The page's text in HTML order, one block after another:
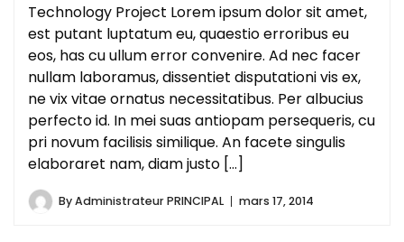
Technology Project Lorem ipsum dolor sit amet,
est putant luptatum eu, quaestio erroribus eu
eos, has cu ullum error convenire. Ad nec facer
nullam laboramus, dissentiet disputationi vis ex,
ne vix vitae ornatus necessitatibus. Per albucius
perfecto id. In mei suas antiopam persequeris, cu
pri novum facilisis similique. An facete singulis
elaboraret nam, diam justo [...]
ByAdministrateur PRINCIPAL mars 17, 2014